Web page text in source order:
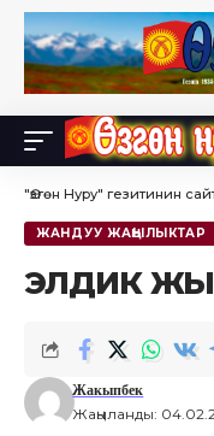
"Өзгөн Нуру" гезитинин
ЖАНДУУ ЖАҢЫЛЫКТАР
ЭЛДИК
Жаңыланды:
Жакыпбек